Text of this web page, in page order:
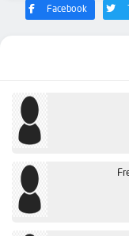
Facebook